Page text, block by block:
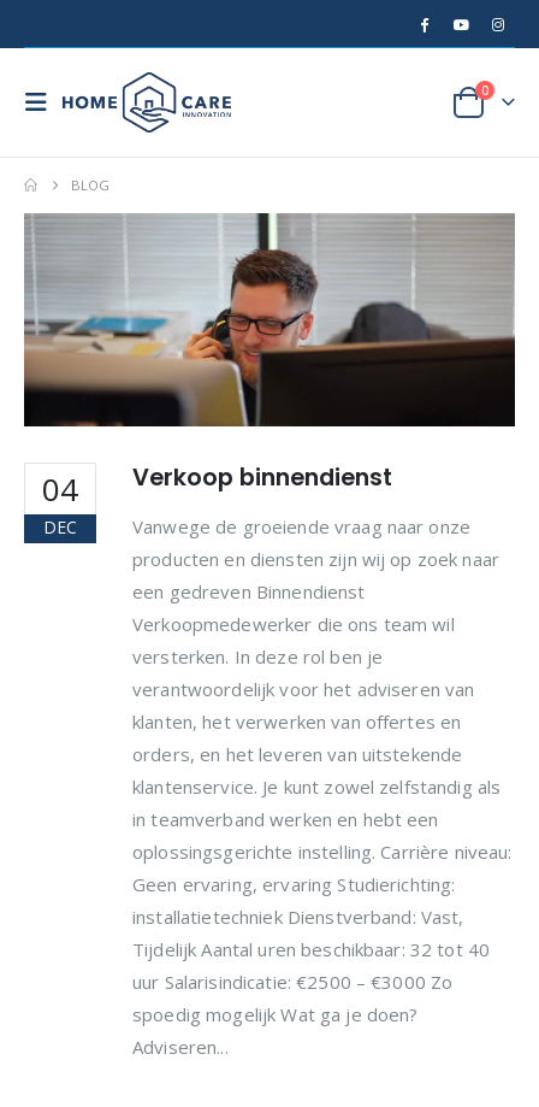
0
BLOG
04
DEC
Verkoop binnendienst
Vanwege de groeiende vraag naar onze
producten en diensten zijn wij op zoek naar
een gedreven Binnendienst
Verkoopmedewerker die ons team wil
versterken. In deze rol ben je
verantwoordelijk voor het adviseren van
klanten, het verwerken van offertes en
orders, en het leveren van uitstekende
klantenservice. Je kunt zowel zelfstandig als
in teamverband werken en hebt een
oplossingsgerichte instelling. Carrière niveau:
Geen ervaring, ervaring Studierichting:
installatietechniek Dienstverband: Vast,
Tijdelijk Aantal uren beschikbaar: 32 tot 40
uur Salarisindicatie: €2500 – €3000 Zo
spoedig mogelijk Wat ga je doen?
Adviseren...